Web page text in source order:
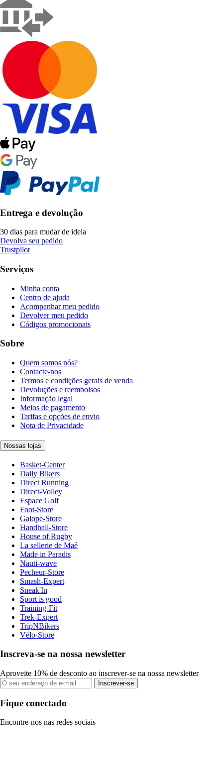
Entrega e devolução
30 dias para mudar de ideia
Devolva seu pedido
Trustpilot
Serviços
Minha conta
Centro de ajuda
Acompanhar meu pedido
Devolver meu pedido
Códigos promocionais
Sobre
Quem somos nós?
Contacte-nos
Termos e condições gerais de venda
Devoluções e reembolsos
Informação legal
Meios de pagamento
Tarifas e opções de envio
Nota de Privacidade
Nossas lojas
Basket-Center
Daily Bikers
Direct Running
Direct-Volley
Espace Golf
Foot-Store
Galope-Store
Handball-Store
House of Rugby
La sellerie de Maé
Made in Paradis
Nauti-wave
Pecheur-Store
Smash-Expert
Sneak'In
Sport is good
Training-Fit
Trek-Expert
TripNBikers
Vélo-Store
Inscreva-se na nossa newsletter
Aproveite 10% de desconto ao inscrever-se na nossa newsletter
Inscrever-se
Fique conectado
Encontre-nos nas redes sociais